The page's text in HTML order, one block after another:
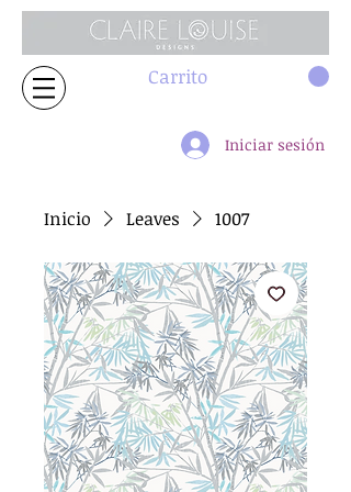
Carrito
Iniciar sesión
Inicio Leaves 1007